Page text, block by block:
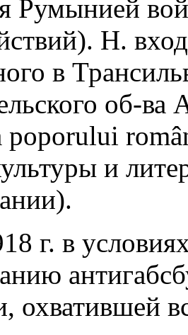
Румынией
Н.
в
об-
poporului
и
г. в
охватившей